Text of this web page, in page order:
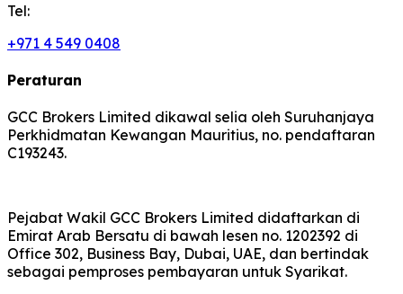
Tel:
+971 4 549 0408
Peraturan
GCC Brokers Limited dikawal selia oleh Suruhanjaya
Perkhidmatan Kewangan Mauritius, no. pendaftaran
C193243.
Pejabat Wakil GCC Brokers Limited didaftarkan di
Emirat Arab Bersatu di bawah lesen no. 1202392 di
Office 302, Business Bay, Dubai, UAE, dan bertindak
sebagai pemproses pembayaran untuk Syarikat.